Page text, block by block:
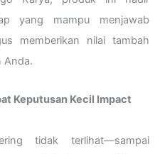
yang mampu menjawab
memberikan nilai tambah
Anda.
Keputusan Kecil Impact
tidak terlihat—sampai